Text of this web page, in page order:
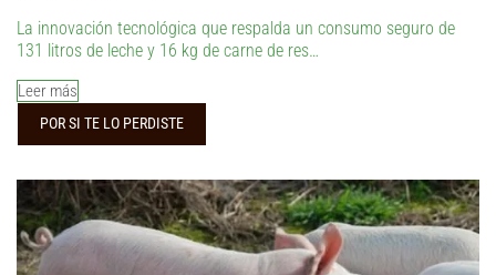
La innovación tecnológica que respalda un consumo seguro de
131 litros de leche y 16 kg de carne de res…
Leer más
POR SI TE LO PERDISTE